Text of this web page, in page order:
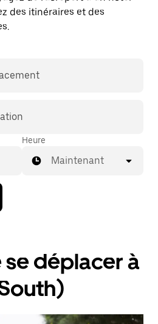
des itinéraires et des
Heure
Maintenant
se déplacer à